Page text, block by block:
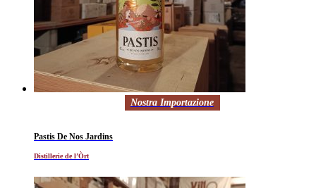
Nostra Importazione
Pastis De Nos Jardins
Distillerie de l’Òrt